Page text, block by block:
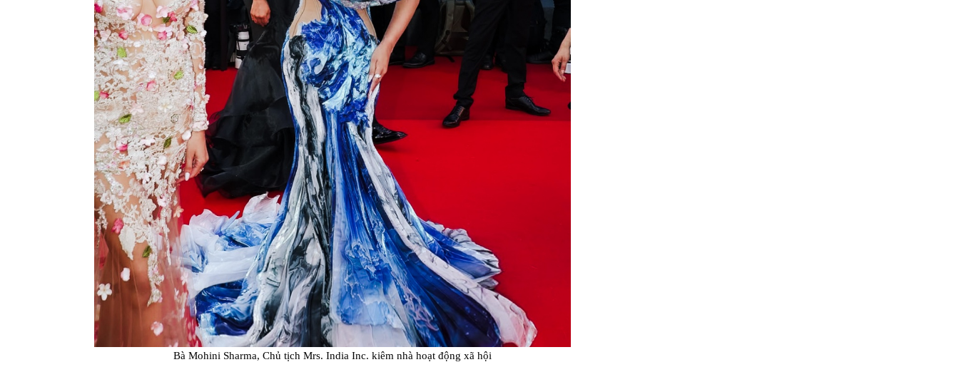
Bà Mohini Sharma, Chủ tịch Mrs. India Inc. kiêm nhà hoạt động xã hội